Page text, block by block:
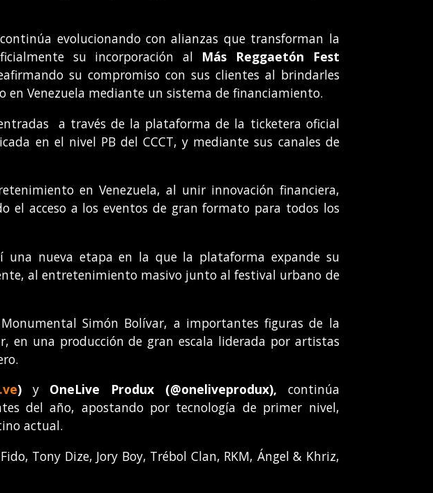
evolucionando con alianzas que transforman la
su incorporación al Más Reggaetón Fest
su compromiso con sus clientes al brindarles
Venezuela mediante un sistema de financiamiento.
a través de la plataforma de la ticketera oficial
en el nivel PB del CCCT, y mediante sus canales de
en Venezuela, al unir innovación financiera,
el acceso a los eventos de gran formato para todos los
una nueva etapa en la que la plataforma expande su
al entretenimiento masivo junto al festival urbano de
Simón Bolívar, a importantes figuras de la
en una producción de gran escala liderada por artistas
) y OneLive Produx (@oneliveprodux), continúa
del año, apostando por tecnología de primer nivel,
actual.
Tony Dize, Jory Boy, Trébol Clan, RKM, Ángel & Khriz,